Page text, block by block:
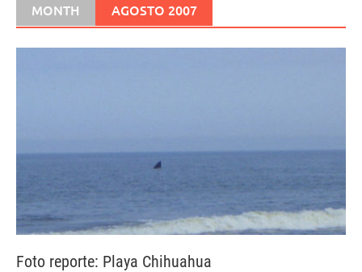
MONTH AGOSTO 2007
Foto reporte: Playa Chihuahua